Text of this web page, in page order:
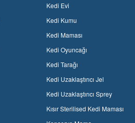
Kedi Evi
Kedi Kumu
Kedi Maması
Kedi Oyuncağı
Kedi Tarağı
Kedi Uzaklaştırıcı Jel
Kedi Uzaklaştırıcı Sprey
Kısır Sterilised Kedi Maması